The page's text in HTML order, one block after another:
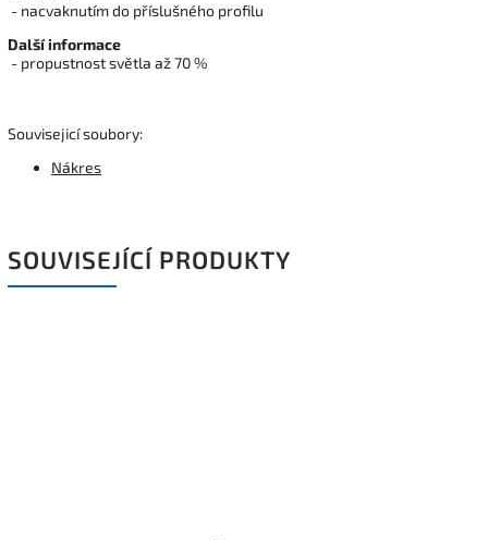
- nacvaknutím do příslušného profilu
Další informace
- propustnost světla až 70 %
Souvisejicí soubory:
Nákres
SOUVISEJÍCÍ PRODUKTY